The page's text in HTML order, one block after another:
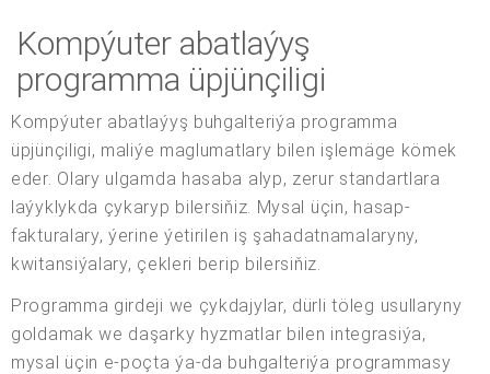
Kompýuter abatlaýyş
programma üpjünçiligi
Kompýuter abatlaýyş buhgalteriýa programma
üpjünçiligi, maliýe maglumatlary bilen işlemäge kömek
eder. Olary ulgamda hasaba alyp, zerur standartlara
laýyklykda çykaryp bilersiňiz. Mysal üçin, hasap-
fakturalary, ýerine ýetirilen iş şahadatnamalaryny,
kwitansiýalary, çekleri berip bilersiňiz.
Programma girdeji we çykdajylar, dürli töleg usullaryny
goldamak we daşarky hyzmatlar bilen integrasiýa,
mysal üçin e-poçta ýa-da buhgalteriýa programmasy